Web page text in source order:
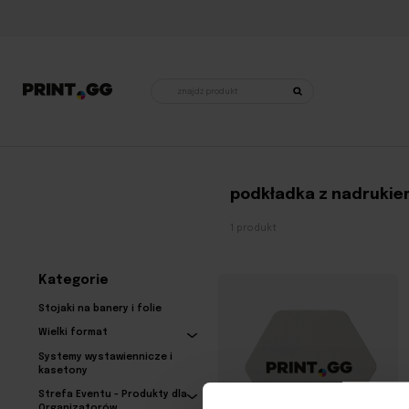
produktów
podkładka z
1 produkt
Kategorie
Stojaki na banery i folie
Wielki format
Systemy wystawiennicze i
kasetony
Strefa Eventu - Produkty dla